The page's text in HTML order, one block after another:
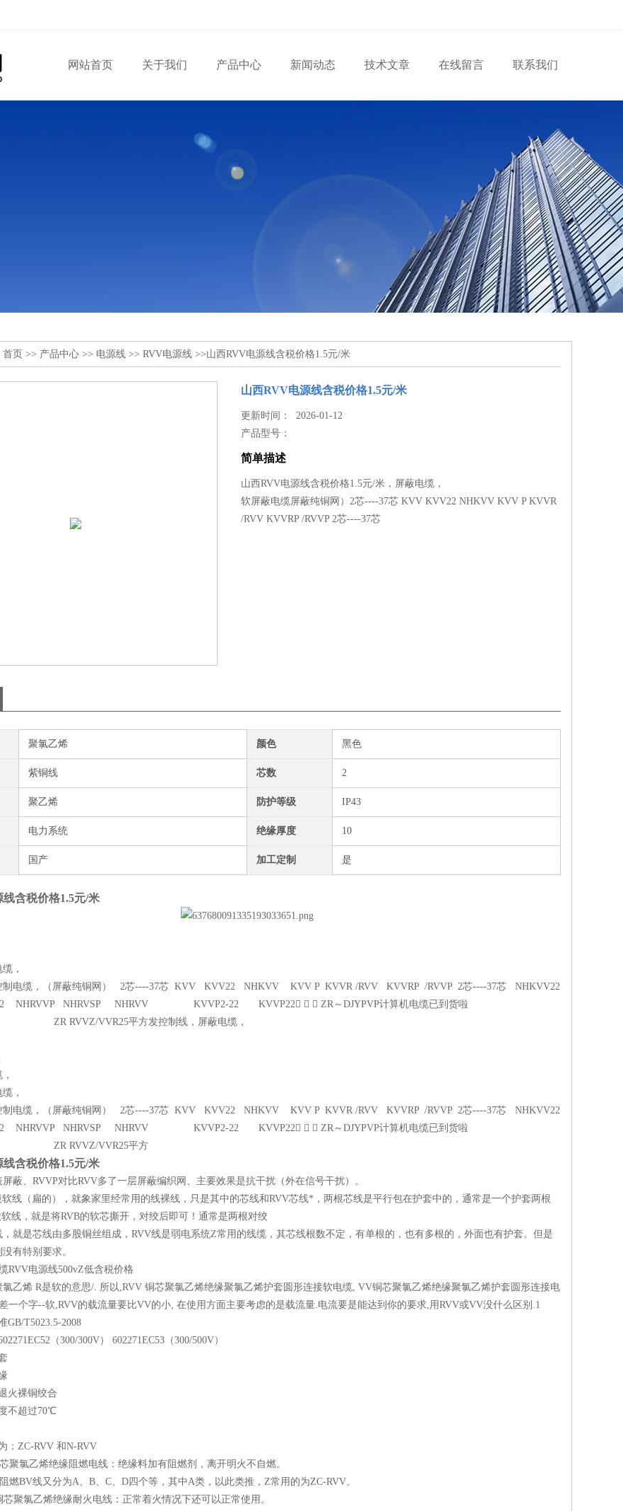
网站首页 关于我们 产品中心 新闻动态 技术文章 在线留言 联系我们
首页 >> 产品中心 >> 电源线 >> RVV电源线 >>山西RVV电源线含税价格1.5元/米
山西RVV电源线含税价格1.5元/米
更新时间： 2026-01-12
产品型号：
简单描述
山西RVV电源线含税价格1.5元/米，屏蔽电缆，
软屏蔽电缆屏蔽纯铜网）2芯----37芯 KVV KVV22 NHKVV KVV P KVVR
/RVV KVVRP /RVVP 2芯----37芯
聚氯乙烯 颜色 黑色
紫铜线 芯数 2
聚乙烯 防护等级 IP43
电力系统 绝缘厚度 10
国产 加工定制 是
含税价格1.5元/米
，
制电缆，（屏蔽纯铜网） 2芯----37芯 KVV KVV22 NHKVV KVV P KVVR /RVV KVVRP /RVVP 2芯----37芯 NHKVV22
NHRVVP NHRVSP NHRVV KVVP2-22 KVVP22   ZR～DJYPVP计算机电缆已到货啦
VVR25平方发控制线，屏蔽电缆，
，
制电缆，（屏蔽纯铜网） 2芯----37芯 KVV KVV22 NHKVV KVV P KVVR /RVV KVVRP /RVVP 2芯----37芯 NHKVV22
NHRVVP NHRVSP NHRVV KVVP2-22 KVVP22   ZR～DJYPVP计算机电缆已到货啦
VVR25平方
含税价格1.5元/米
蔽、RVVP对比RVV多了一层屏蔽编织网、主要效果是抗干扰（外在信号干扰）。
软线（扁的），就象家里经常用的线裸线，只是其中的芯线和RVV芯线*，两根芯线是平行包在护套中的，通常是一个护套两根
线，就是将RVB的软芯撕开，对绞后即可！通常是两根对绞
，就是芯线由多股铜丝组成，RVV线是弱电系统Z常用的线缆，其芯线根数不定，有单根的，也有多根的，外面也有护套。但是
有特别要求。
RVV电源线500vZ低含税价格
乙烯 R是软的意思/. 所以,RVV 铜芯聚氯乙烯绝缘聚氯乙烯护套圆形连接软电缆, VV铜芯聚氯乙烯绝缘聚氯乙烯护套圆形连接电
一个字--软,RVV的载流量要比VV的小, 在使用方面主要考虑的是载流量.电流要是能达到你的要求,用RVV或VV没什么区别.1
GB/T5023.5-2008
（300/300V） 602271EC53（300/500V）
火裸铜绞合
不超过70℃
：ZC-RVV 和N-RVV
聚氯乙烯绝缘阻燃电线：绝缘料加有阻燃剂，离开明火不自燃。
燃BV线又分为A、B、C、D四个等，其中A类，以此类推，Z常用的为ZC-RVV。
芯聚氯乙烯绝缘耐火电线：正常着火情况下还可以正常使用。